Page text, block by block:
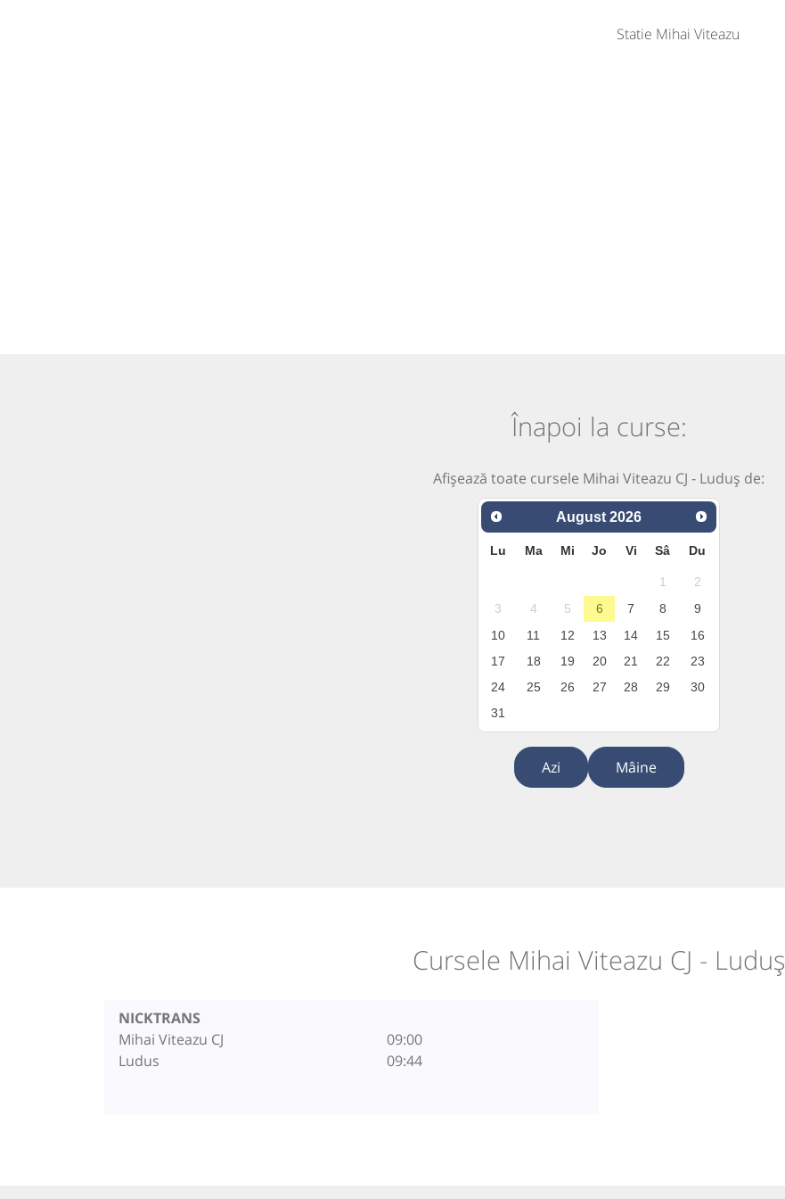
Statie Mihai Viteazu
Înapoi la curse:
Afișează toate cursele Mihai Viteazu CJ - Luduș de:
August 2026
Lu Ma Mi Jo Vi Sâ Du
1
2
3
4 5 6 7 8
9
10
11 12 13 14 15
16
17
18 19 20 21 22
23
24
25 26 27 28 29
30
31
Azi Mâine
Cursele Mihai Viteazu CJ - Luduș
NICKTRANS
Mihai Viteazu CJ
Ludus
09:00
09:44